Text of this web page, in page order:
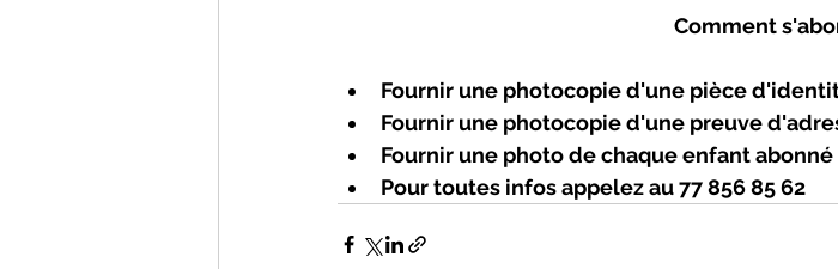
Comment
Fournir une photocopie d'une pièce
Fournir une photocopie d'une preuve
Fournir une photo de chaque enfant abonné
Pour toutes infos appelez au 77 856 85 62